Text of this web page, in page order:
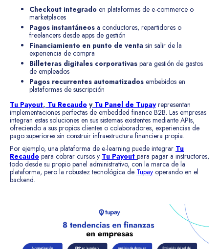
Checkout integrado en plataformas de e-commerce o
marketplaces
Pagos instantáneos a conductores, repartidores o
freelancers desde apps de gestión
Financiamiento en punto de venta sin salir de la
experiencia de compra
Billeteras digitales corporativas para gestión de gastos
de empleados
Pagos recurrentes automatizados embebidos en
plataformas de suscripción
Tu Payout, Tu Recaudo yTu Panel de Tupayrepresentan
implementaciones perfectas de embedded finance B2B. Las empresas
integran estas soluciones en sus sistemas existentes mediante APIs,
ofreciendo a sus propios clientes o colaboradores, experiencias de
pago superiores sin construir infraestructura financiera propia.
Por ejemplo, una plataforma de e-learning puede integrar Tu
Recaudo para cobrar cursos y Tu Payout para pagar a instructores,
todo desde su propio panel administrativo, con la marca de la
plataforma, pero la robustez tecnológica de Tupay operando en el
backend.